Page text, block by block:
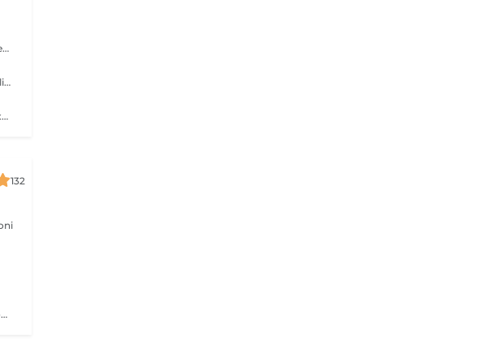
La Formule Découverte est idéale pour découvrir l'univers du Head Spa et s'offrir un véritable moment de détente. Ce soin associe massage crânien par acupression, diffusion d'eau sous arche et ambiance sensorielle apaisante pour libérer les tensions et favoriser le lâcher-prise. Le cuir chevelu est revitalisé, l'esprit apaisé et les cheveux retrouvent douceur et légèreté. Le séchage des cheveux est inclus à la fin de la prestation. Parfaite pour une première expérience relaxante.
La Formule Prestige offre une expérience bien-être complète, alliant soin du cuir chevelu, détente capillaire et soin du visage. Grâce à des techniques manuelles ciblées et à une atmosphère enveloppante, cette formule procure une relaxation profonde tout en sublimant la peau et les cheveux. Elle permet de relâcher les tensions, d'améliorer la circulation et de retrouver une sensation d'équilibre et d'harmonie. Le séchage des cheveux est inclus. Idéale pour s'accorder un moment de bien-être global.
La Formule Premium est la version la plus complète et la plus exclusive de l'expérience Head Spa. Elle reprend tous les bienfaits de la Formule Prestige, avec un soin visage complet, un soin capillaire approfondi et une relaxation globale, tout en y ajoutant un gommage du cuir chevelu, une diffusion de vapeur et un massage spécifique réalisé pendant le temps de pause. La vapeur permet d'optimiser l'efficacité des soins, de détendre les muscles en profondeur et de renforcer les bienfaits du massage crânien. Chaque étape est pensée pour offrir un moment d'exception, alliant performance, confort et lâcher-prise total. Le séchage des cheveux est inclus. Recommandée pour vivre l'expérience Head Spa dans sa version la plus luxueuse.
132
A deeply relaxing massage that melts stress, improves circulation, and leaves you recharged and focused. Indulge in luxury, even on your lunch break. Quick, effective treatments designed to refresh your face, mind, and mood all within 30 to 60 minutes. Ideal for: Professionals, busy moms, and anyone seeking a touch of luxury between meetings. Available weekdays from 11:30 to 14:30